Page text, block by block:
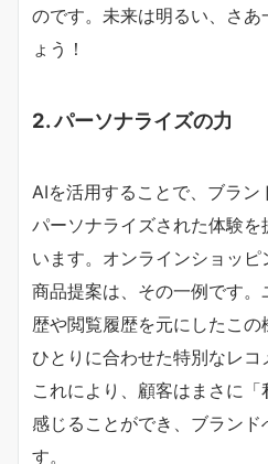
のです。未来は明るい、さ
ょう！
2. パーソナライズの力
AIを活用することで、ブラン
パーソナライズされた体験
います。オンラインショッ
商品提案は、その一例です
歴や閲覧履歴を元にしたこの
ひとりに合わせた特別なレコ
これにより、顧客はまさに
感じることができ、ブラン
す。